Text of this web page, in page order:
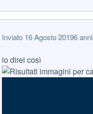
Inviato 16 Agosto 20196 anni
io direi così